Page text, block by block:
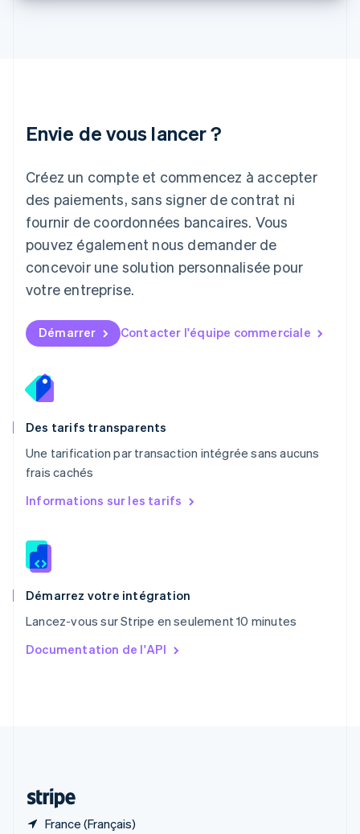
Envie de vous lancer ?
Créez un compte et commencez à accepter
des paiements, sans signer de contrat ni
fournir de coordonnées bancaires. Vous
pouvez également nous demander de
concevoir une solution personnalisée pour
votre entreprise.
Démarrer Contacter l'équipe commerciale
Des tarifs transparents
Une tarification par transaction intégrée sans aucuns
frais cachés
Informations sur les tarifs
Démarrez votre intégration
Lancez-vous sur Stripe en seulement 10 minutes
Documentation de l'API
France (Français)
Deutsch English
Luxembourg
FrançaisDeutsch English
Malaisie
English 简体中文
Malte
English
EspañolEnglish
English
Nouvelle-Zélande
Pays-Bas
Nederlands
English
PortuguêsEnglish
R.A.S. de Hong Kong, Chine
English
Roumanie
Royaume-Uni
English
English简体中文
English